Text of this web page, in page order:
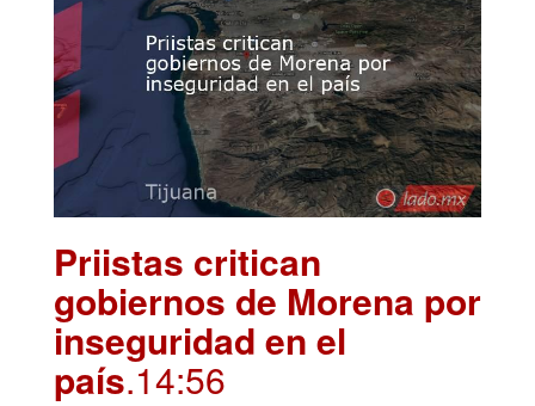
Priistas critican
gobiernos de Morena por
inseguridad en el
país.14:56